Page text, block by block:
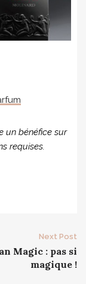
un bénéfice sur
requises.
Next Post
Magic : pas si
magique !